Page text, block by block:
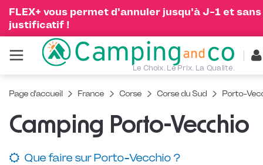
FLEX+ vous permet d'annuler jusqu'à J-1 et sans
justificatif !
Le Choix. Le Prix. La Qualité.
Page d'accueil France Corse Corse du Sud Porto-
Camping Porto-Vecchio
Que faire sur Porto-Vecchio ?